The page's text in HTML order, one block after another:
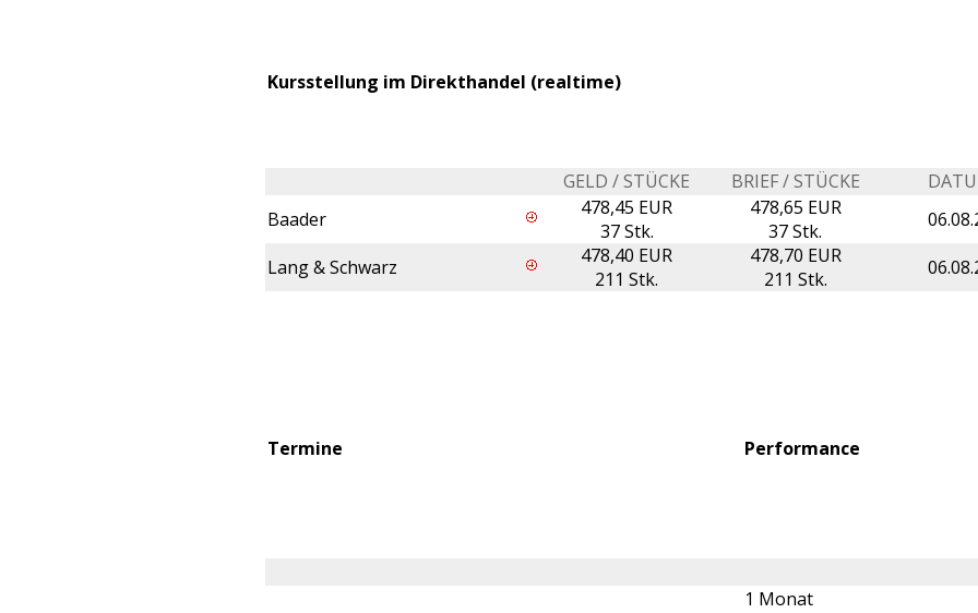
Kursstellung im Direkthandel (realtime)
GELD / STÜCKE BRIEF / STÜCKE
Baader
478,45 EUR
37 Stk.
478,65 EUR
37 Stk.
Lang & Schwarz
478,40 EUR
211 Stk.
478,70 EUR
211 Stk.
Termine Performance
1 Monat